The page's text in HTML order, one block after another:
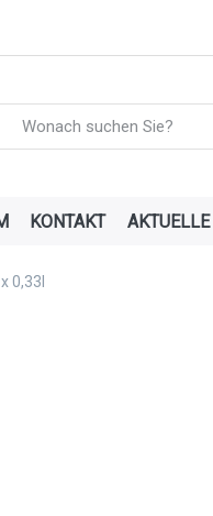
Sie einen Suchbegriff
KONTAKT
0,33l